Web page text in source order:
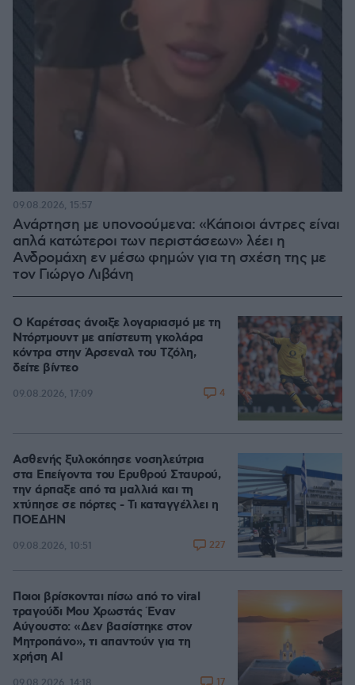
Ανάρτηση με υπονοούμενα: «Κάποιοι άντρες είναι
απλά κατώτεροι των περιστάσεων» λέει η
Ανδρομάχη εν μέσω φημών για τη σχέση της με
τον Γιώργο Λιβάνη
09.08.2026, 15:57
Ο Καρέτσας άνοιξε λογαριασμό με τη
Ντόρτμουντ με απίστευτη γκολάρα
κόντρα στην Άρσεναλ του Τζόλη,
δείτε βίντεο
09.08.2026, 17:09 4
Ασθενής ξυλοκόπησε νοσηλεύτρια
στα Επείγοντα του Ερυθρού Σταυρού,
την άρπαξε από τα μαλλιά και τη
χτύπησε σε πόρτες - Τι καταγγέλλει η
ΠΟΕΔΗΝ
09.08.2026, 10:51 227
Ποιοι βρίσκονται πίσω από το viral
τραγούδι Μου Χρωστάς Έναν
Αύγουστο: «Δεν βασίστηκε στον
Μητροπάνο», τι απαντούν για τη
χρήση AI
09.08.2026, 14:18 17